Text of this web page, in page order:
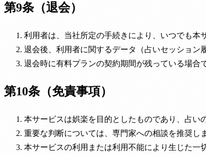
第9条（退会）
利用者は、当社所定の手続きにより、いつでも本
退会後、利用者に関するデータ（占いセッション
退会時に有料プランの契約期間が残っている場合
第10条（免責事項）
本サービスは娯楽を目的としたものであり、占い
重要な判断については、専門家への相談を推奨し
本サービスの利用または利用不能により生じた一